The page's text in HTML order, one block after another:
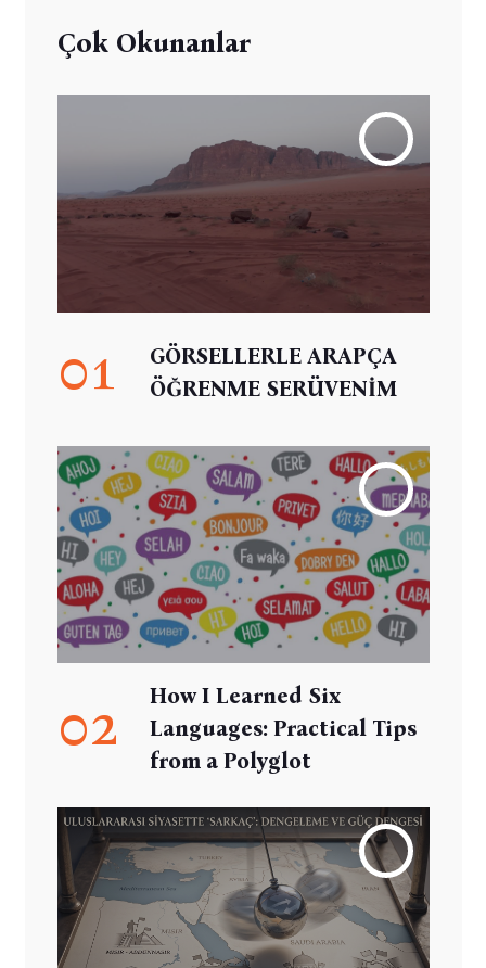
Çok Okunanlar
01
GÖRSELLERLE ARAPÇA
ÖĞRENME SERÜVENİM
02
How I Learned Six
Languages: Practical Tips
from a Polyglot